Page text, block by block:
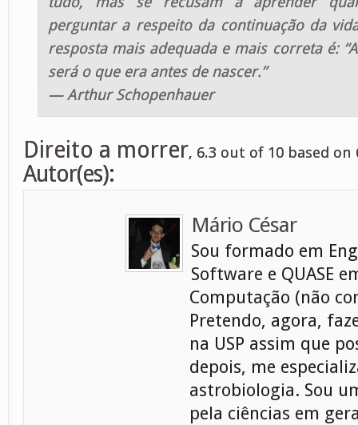
perguntar a respeito da continuação da
resposta mais adequada e mais correta é:
será o que era antes de nascer.”
— Arthur Schopenhauer
Direito a morrer, 6.3 out of 10 based on
Autor(es):
Mário César
Sou formado em
Software e QUASE
Computação (não
Pretendo, agora,
na USP assim que
depois, me
astrobiologia. Sou
pela ciências em